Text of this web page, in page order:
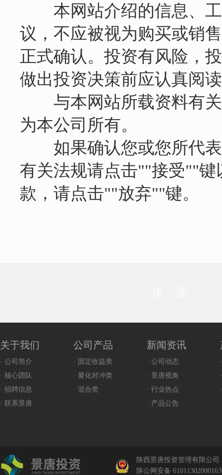
本网站介绍的信息、工
议，不应被视为购买或销
正式确认。投资有风险，
做出投资决策前应认真阅
与本网站所载资料有关
为本公司所有。
如果确认您或您所代表
有关法规请点击""接受""键
款，请点击""放弃""键。
关于我们
· 公司简介
· 核心团队
· 招聘信息
· 联系景唐
公司产品
· 固定收益类
· 量化对冲类
· 混合类
新闻资讯
· 公司动态
· 景唐视角
· 行业热点
· 产品公告
陕西景唐投资管理有限公司
陕公网安备